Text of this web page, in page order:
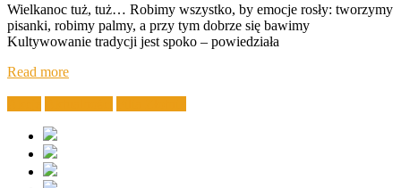
Wielkanoc tuż, tuż… Robimy wszystko, by emocje rosły: tworzymy
pisanki, robimy palmy, a przy tym dobrze się bawimy
Kultywowanie tradycji jest spoko – powiedziała
Read more